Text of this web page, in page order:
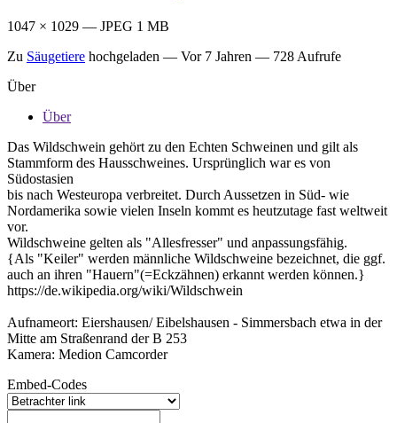
1047 × 1029 — JPEG 1 MB
Zu Säugetiere hochgeladen — Vor 7 Jahren — 728 Aufrufe
Über
Über
Das Wildschwein gehört zu den Echten Schweinen und gilt als
Stammform des Hausschweines. Ursprünglich war es von
Südostasien
bis nach Westeuropa verbreitet. Durch Aussetzen in Süd- wie
Nordamerika sowie vielen Inseln kommt es heutzutage fast weltweit
vor.
Wildschweine gelten als "Allesfresser" und anpassungsfähig.
{Als "Keiler" werden männliche Wildschweine bezeichnet, die ggf.
auch an ihren "Hauern"(=Eckzähnen) erkannt werden können.}
https://de.wikipedia.org/wiki/Wildschwein
Aufnameort: Eiershausen/ Eibelshausen - Simmersbach etwa in der
Mitte am Straßenrand der B 253
Kamera: Medion Camcorder
Embed-Codes